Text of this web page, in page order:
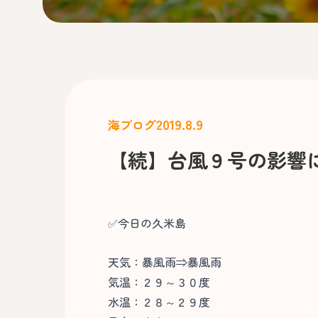
海ブログ2019.8.9
【続】台風９号の影響
✅今日の久米島
天気：暴風雨⇒暴風雨
気温：２９～３０度
水温：２８～２９度